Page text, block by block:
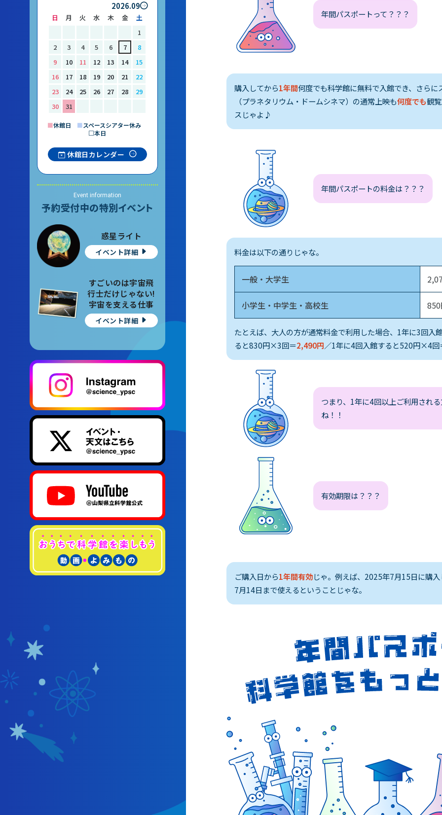
の方へ
年間パスポートって？？？
購入してから1年間何度でも科学館に無料で入館でき、さらに
（プラネタリウム・ドームシネマ）の通常上映も何度でも観
スじゃよ♪
年間パスポートの料金は？？？
料金は以下の通りじゃな。
一般・大学生
小学生・中学生・高校生
たとえば、大人の方が通常料金で利用した場合、 1年に3回入
ると830円×3回＝2,490円／1年に4回入館すると520円×4回
つまり、1年に4回以上ご利用され
ね！！
有効期限は？？？
ご購入日から1年間有効じゃ。例えば、2025年7月15日に購
7月14日まで使えるということじゃな。
2026.09
日 月 火 水 木 金
土
1
2
3 4 5 6 7
8
9
10 11 12 13 14
15
16
17 18 19 20 21
22
23
24 25 26 27 28
29
30
31
■休館日 ■スペースシアター休み
□本日
休館日カレンダー
Event information
予約受付中の特別イベント
惑星ライト
イベント詳細
すごいのは宇宙飛
行士だけじゃない!
宇宙を支える仕事
イベント詳細